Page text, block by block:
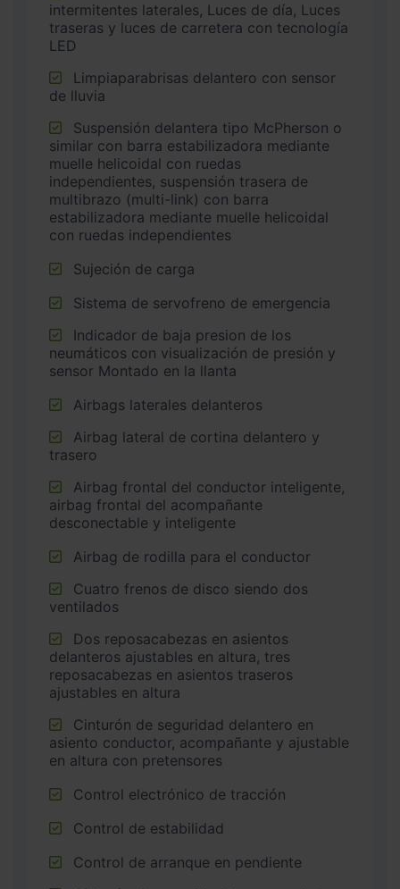
intermitentes laterales, Luces de día, Luces
traseras y luces de carretera con tecnología
LED
de lluvia
similar con barra estabilizadora mediante
muelle helicoidal con ruedas
independientes, suspensión trasera de
multibrazo (multi-link) con barra
estabilizadora mediante muelle helicoidal
con ruedas independientes
Sujeción de carga
Sistema de servofreno de emergencia
neumáticos con visualización de presión y
sensor Montado en la llanta
Airbags laterales delanteros
trasero
airbag frontal del acompañante
desconectable y inteligente
Airbag de rodilla para el conductor
ventilados
delanteros ajustables en altura, tres
reposacabezas en asientos traseros
ajustables en altura
asiento conductor, acompañante y ajustable
en altura con pretensores
Control electrónico de tracción
Control de estabilidad
Control de arranque en pendiente